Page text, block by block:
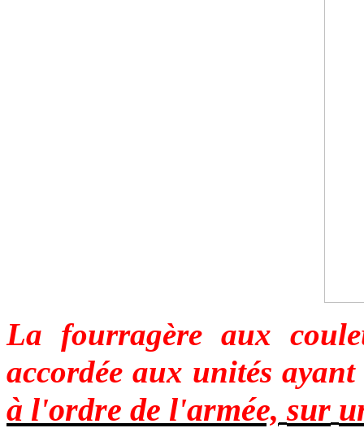
La fourragère aux
accordée aux unités
à l'ordre de l'armée, sur